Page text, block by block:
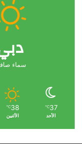
سماء
37
℃
الأحد
38
℃
الأثنين